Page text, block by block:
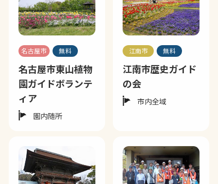
名古屋市 無料
名古屋市東山植物
園ガイドボランテ
ィア
園内随所
江南市 無料
江南市歴史ガイド
の会
市内全域